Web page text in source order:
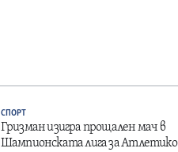
СПОРТ
Гризман изигра прощален мач в
Шампионската лига за Атлетико